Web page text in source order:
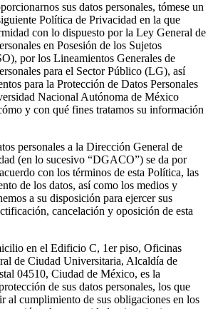
sus datos personales, tómese un
Política de Privacidad en la que
con lo dispuesto por la Ley General de
en Posesión de los Sujetos
por los Lineamientos Generales de
para el Sector Público (LG), así
para la Protección de Datos Personales
Nacional Autónoma de México
y con qué fines tratamos su información
personales a la Dirección General de
(en lo sucesivo “DGACO”) se da por
con los términos de esta Política, las
de los datos, así como los medios y
a su disposición para ejercer sus
cancelación y oposición de esta
en el Edificio C, 1er piso, Oficinas
de Ciudad Universitaria, Alcaldía de
04510, Ciudad de México, es la
de sus datos personales, los que
al cumplimiento de sus obligaciones en los